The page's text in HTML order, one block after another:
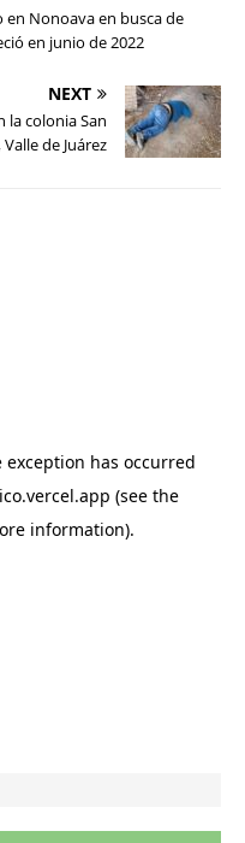
en Nonoava en busca de
en junio de 2022
NEXT
la colonia San
de Juárez